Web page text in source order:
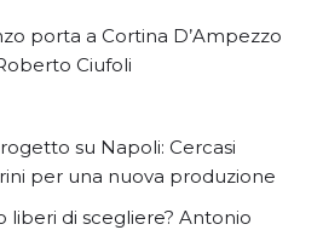
porta a Cortina D’Ampezzo
Ciufoli
su Napoli: Cercasi
per una nuova produzione
liberi di scegliere? Antonio